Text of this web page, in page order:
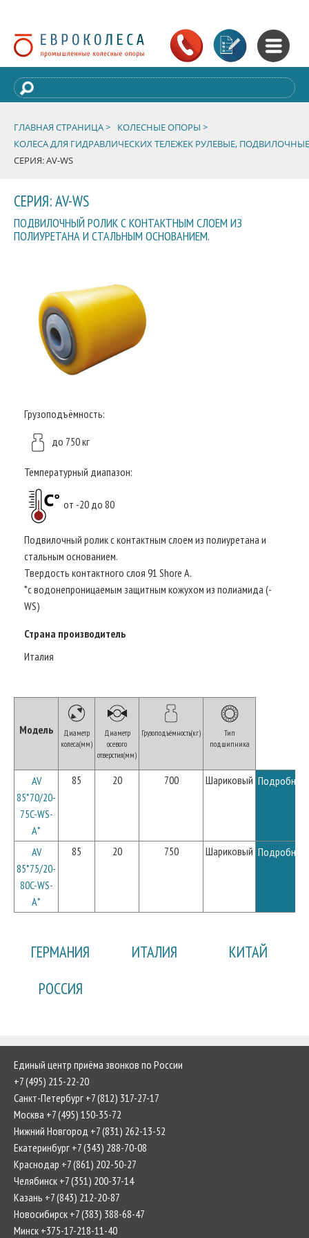
ГЛАВНАЯ СТРАНИЦА >
КОЛЕСНЫЕ ОПОРЫ >
КОЛЕСА ДЛЯ ГИДРАВЛИЧЕСКИХ ТЕЛЕЖЕК РУЛЕВЫЕ,
СЕРИЯ: AV-WS
СЕРИЯ: AV-WS
ПОДВИЛОЧНЫЙ РОЛИК С КОНТАКТНЫМ СЛОЕМ ИЗ
ПОЛИУРЕТАНА И СТАЛЬНЫМ ОСНОВАНИЕМ.
Грузоподъёмность:
до 750 кг
Температурный диапазон:
от -20 до 80
Подвилочный ролик с контактным слоем из полиуретана и
стальным основанием.
Твердость контактного слоя 91 Shore A.
*с водонепроницаемым защитным кожухом из полиамида (-
WS)
Страна производитель
Италия
Модель
Диаметр
колеса(мм)
Диаметр
осевого
отверстия(мм)
Грузоподъёмность(кг)
Тип
подшипника
AV
85*70/20-
75C-WS-
A*
85 20 700 Шариковый Подробнее
AV
85*75/20-
80C-WS-
A*
85 20 750 Шариковый Подробнее
ГЕРМАНИЯ ИТАЛИЯ
КИТАЙ
РОССИЯ
Единый центр приёма звонков по России
+7 (495) 215-22-20
Санкт-Петербург +7 (812) 317-27-17
Москва +7 (495) 150-35-72
Нижний Новгород +7 (831) 262-13-52
Екатеринбург +7 (343) 288-70-08
Краснодар +7 (861) 202-50-27
Челябинск +7 (351) 200-37-14
Казань +7 (843) 212-20-87
Новосибирск +7 (383) 388-68-47
Минск +375-17-218-11-40